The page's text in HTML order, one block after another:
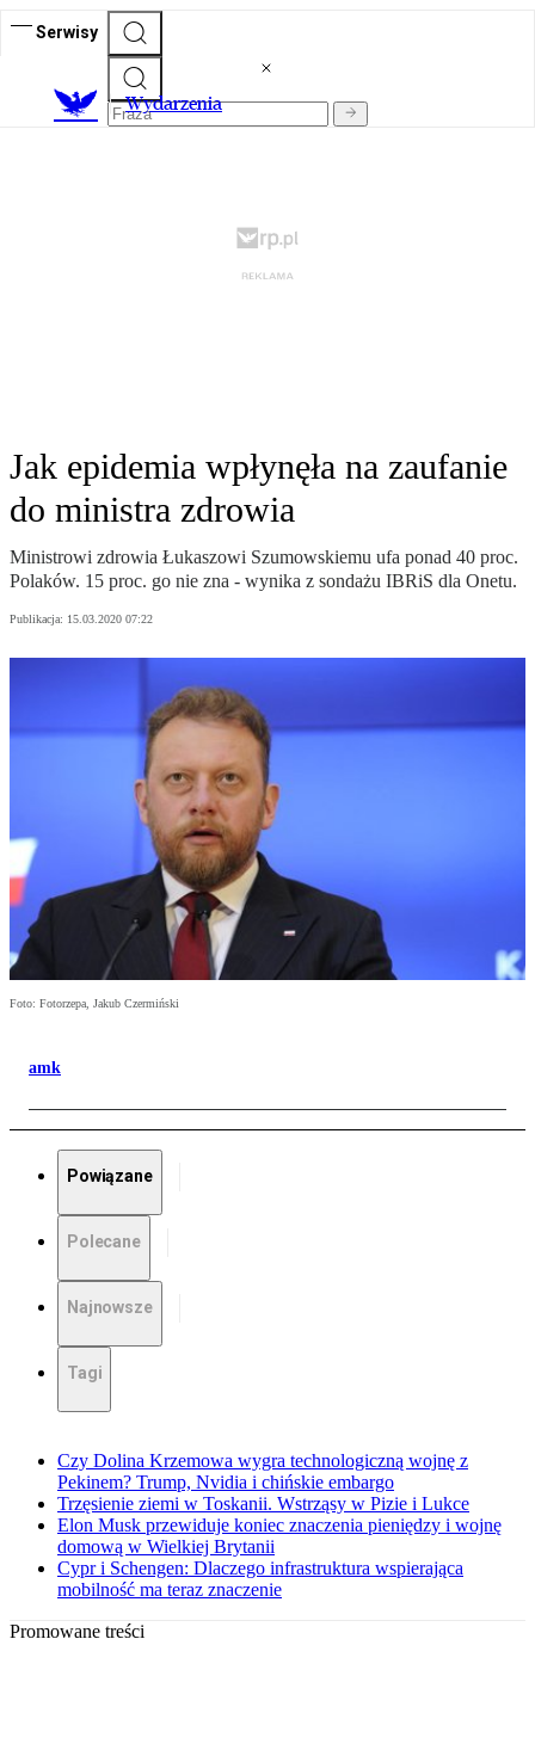
Serwisy
Wydarzenia
Jak epidemia wpłynęła na zaufanie
do ministra zdrowia
Ministrowi zdrowia Łukaszowi Szumowskiemu ufa ponad 40 proc.
Polaków. 15 proc. go nie zna - wynika z sondażu IBRiS dla Onetu.
Publikacja: 15.03.2020 07:22
Foto: Fotorzepa, Jakub Czermiński
amk
Powiązane
Polecane
Najnowsze
Tagi
Czy Dolina Krzemowa wygra technologiczną wojnę z
Pekinem? Trump, Nvidia i chińskie embargo
Trzęsienie ziemi w Toskanii. Wstrząsy w Pizie i Lukce
Elon Musk przewiduje koniec znaczenia pieniędzy i wojnę
domową w Wielkiej Brytanii
Cypr i Schengen: Dlaczego infrastruktura wspierająca
mobilność ma teraz znaczenie
Promowane treści